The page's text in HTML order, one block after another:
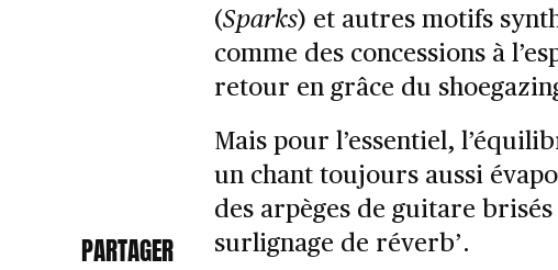
PARTAGER
(Sparks) et autres motifs
comme des concessions à
retour en grâce du
Mais pour l’essentiel,
un chant toujours aussi
des arpèges de guitare
surlignage de réverb’.